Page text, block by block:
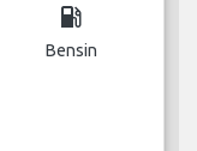
local_gas_station
Bensin